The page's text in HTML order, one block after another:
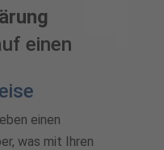
einen
einen
was mit Ihren